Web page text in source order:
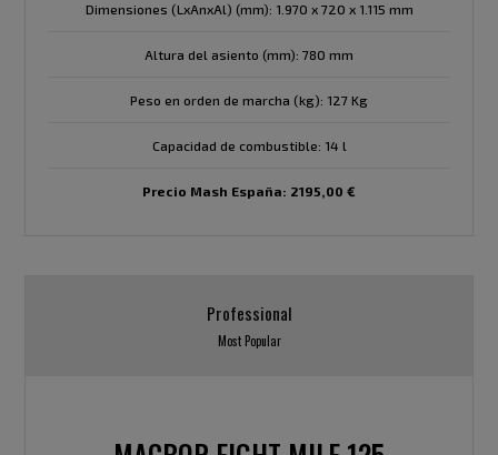
Dimensiones (LxAnxAl) (mm): 1.970 x 720 x 1.115 mm
Altura del asiento (mm): 780 mm
Peso en orden de marcha (kg): 127 Kg
Capacidad de combustible: 14 l
Precio Mash España: 2195,00 €
Professional
Most Popular